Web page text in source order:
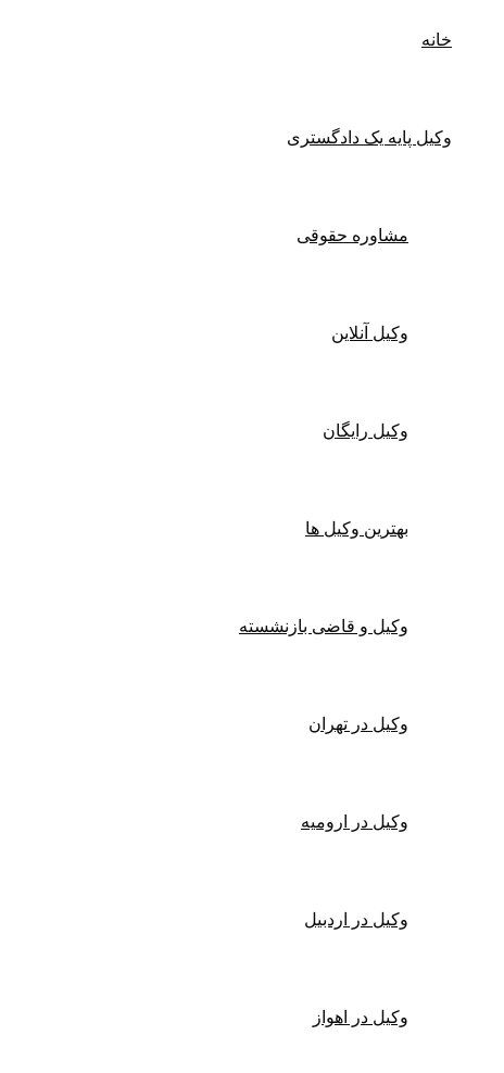
خانه
وکیل پایه یک دادگستری
مشاوره حقوقی
وکیل آنلاین
وکیل رایگان
بهترین وکیل ها
وکیل و قاضی بازنشسته
وکیل در تهران
وکیل در ارومیه
وکیل در اردبیل
وکیل در اهواز